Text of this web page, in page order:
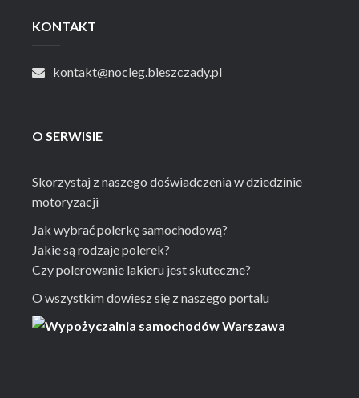
KONTAKT
kontakt@nocleg.bieszczady.pl
O SERWISIE
Skorzystaj z naszego doświadczenia w dziedzinie
motoryzacji
Jak wybrać polerkę samochodową?
Jakie są rodzaje polerek?
Czy polerowanie lakieru jest skuteczne?
O wszystkim dowiesz się z naszego portalu